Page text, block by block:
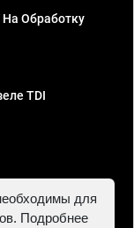
Обработку
TDI
для
Подробнее